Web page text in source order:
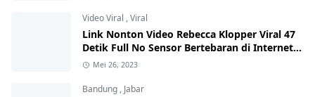
Video Viral ,Viral
Link Nonton Video Rebecca Klopper Viral 47
Detik Full No Sensor Bertebaran di Internet,
Hati-Hati Phising!
Mei 26, 2023
Bandung , Jabar